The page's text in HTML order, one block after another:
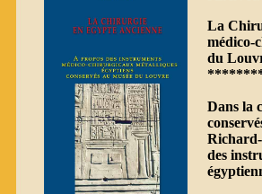
La
médico-
du
Dans la
des